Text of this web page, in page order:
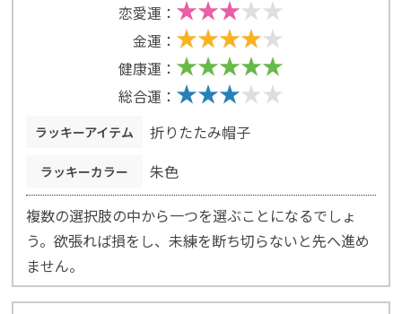
恋愛運：
金運：
健康運：
総合運：
ラッキーアイテム 折りたたみ帽子
ラッキーカラー 朱色
複数の選択肢の中から一つを選ぶことになるでしょ
う。欲張れば損をし、未練を断ち切らないと先へ進め
ません。